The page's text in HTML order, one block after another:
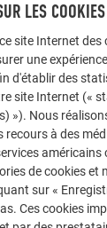
LES
site Internet
une
d'établir des
site Internet («
»). Nous
recours à des
de cookies et
sur «
Ces cookies